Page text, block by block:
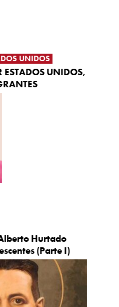
UNIDOS
ESTADOS UNIDOS,
Hurtado
(Parte I)